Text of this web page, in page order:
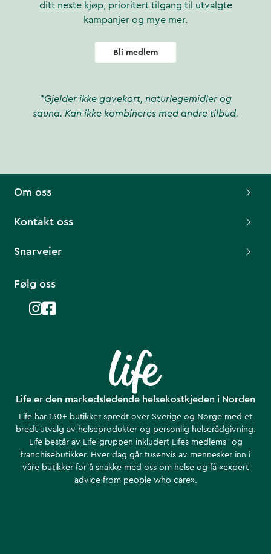
ditt neste kjøp, prioritert tilgang til utvalgte
kampanjer og mye mer.
Bli medlem
*Gjelder ikke gavekort, naturlegemidler og
sauna. Kan ikke kombineres med andre tilbud.
Life er den markedsledende helsekostkjeden i Norden
Life har 130+ butikker spredt over Sverige og Norge med et
bredt utvalg av helseprodukter og personlig helserådgivning.
Life består av Life-gruppen inkludert Lifes medlems- og
franchisebutikker. Hver dag går tusenvis av mennesker inn i
våre butikker for å snakke med oss om helse ​​og få «expert
advice from people who care».
Om oss
Kontakt oss
Snarveier
Følg oss